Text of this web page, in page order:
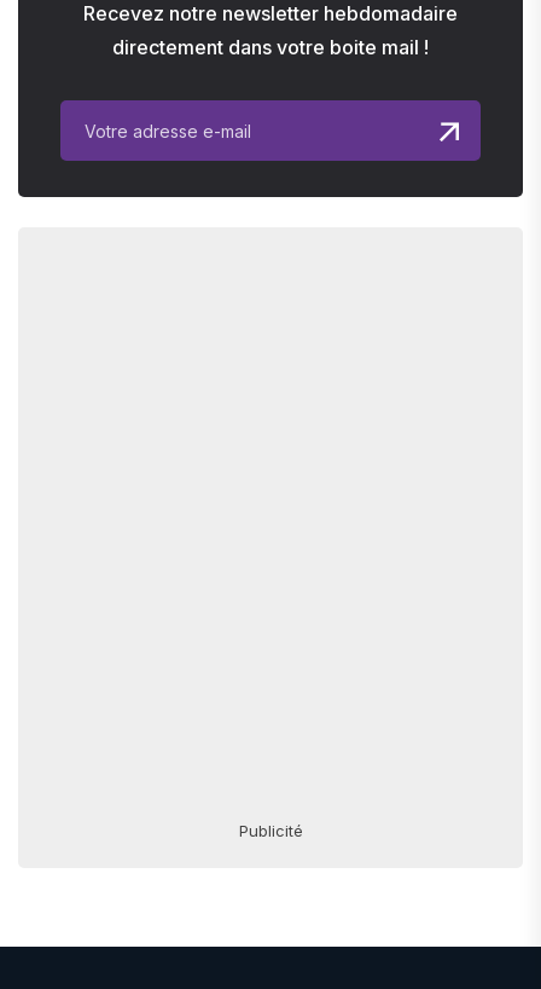
Recevez notre newsletter hebdomadaire
directement dans votre boite mail !
Publicité